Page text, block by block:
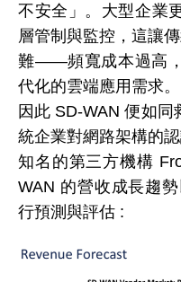
不安全」。大型企業
層管制與監控，這讓
難——頻寬成本過高
代化的雲端應用需求。
因此 SD-WAN 便如
統企業對網路架構的
知名的第三方機構
WAN 的營收成長趨
行預測與評估 :